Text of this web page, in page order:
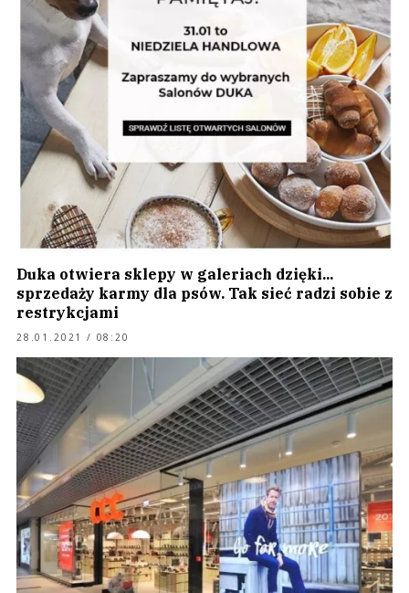
Duka otwiera sklepy w galeriach dzięki...
sprzedaży karmy dla psów. Tak sieć radzi sobie z
restrykcjami
28.01.2021 / 08:20